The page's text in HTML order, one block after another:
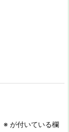
※ が付いている欄